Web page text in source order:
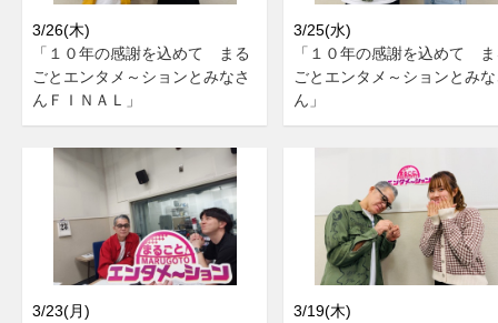
3/26(木)
「１０年の感謝を込めて まる
ごとエンタメ～ションとみなさ
んＦＩＮＡＬ」
3/25(水)
「１０年の感謝を込めて
ごとエンタメ～ションとみ
ん」
3/23(月)
3/19(木)